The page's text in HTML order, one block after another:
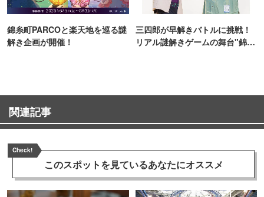
錦糸町PARCOと楽天地を巡る謎
解き企画が開催！
三四郎が早解きバトルに挑戦！
リアル謎解きゲームの舞台"錦糸
関連記事
Check!
このスポットを見ているあなたにオススメ